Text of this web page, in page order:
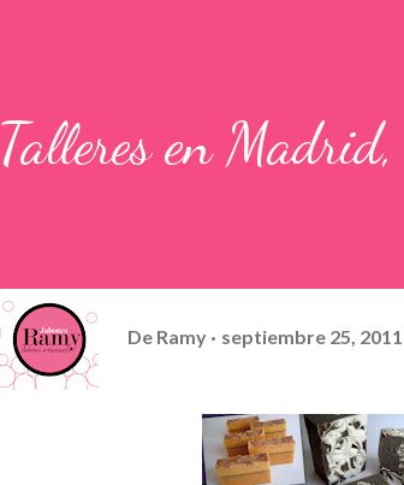
Talleres en
De Ramy septiembre 25, 2011